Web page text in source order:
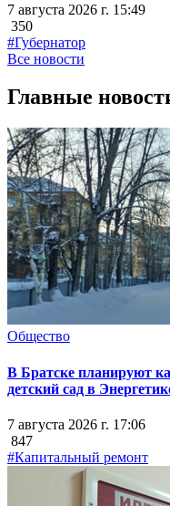
7 августа 2026 г. 15:49
350
#Губернатор
Все новости
Главные
Общество
В Братске планируют
детский сад в
7 августа 2026 г. 17:06
847
#Капитальный ремонт